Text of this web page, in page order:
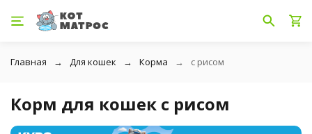
Главная Для кошек Корма с рисом
Корм для кошек с рисом